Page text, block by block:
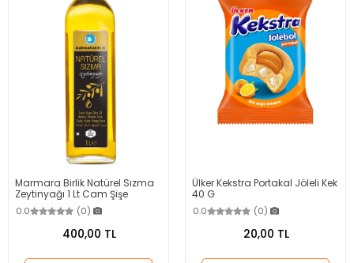
Marmara Birlik Natürel Sızma
Zeytinyağı 1 Lt Cam Şişe
0.0 (0)
400,00 TL
Ülker Kekstra Portakal Jöleli Kek
40 G
0.0 (0)
20,00 TL